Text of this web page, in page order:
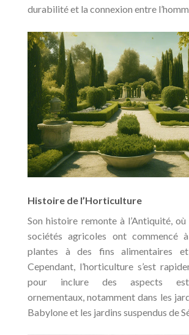
durabilité et la connexion entre
Histoire de l’Horticulture
Son histoire remonte à l’Antiquité,
sociétés agricoles ont commencé
plantes à des fins alimentaires et
Cependant, l’horticulture s’est
pour inclure des aspects
ornementaux, notamment dans les
Babylone et les jardins suspendus de